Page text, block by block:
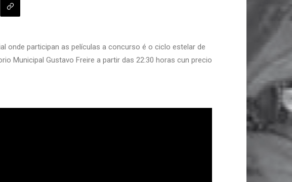
onde participan as películas a concurso é o ciclo estelar de
Municipal Gustavo Freire a partir das 22:30 horas cun precio